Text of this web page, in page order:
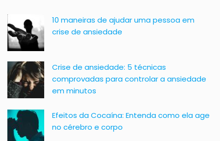
10 maneiras de ajudar uma pessoa em
crise de ansiedade
Crise de ansiedade: 5 técnicas
comprovadas para controlar a ansiedade
em minutos
Efeitos da Cocaína: Entenda como ela age
no cérebro e corpo